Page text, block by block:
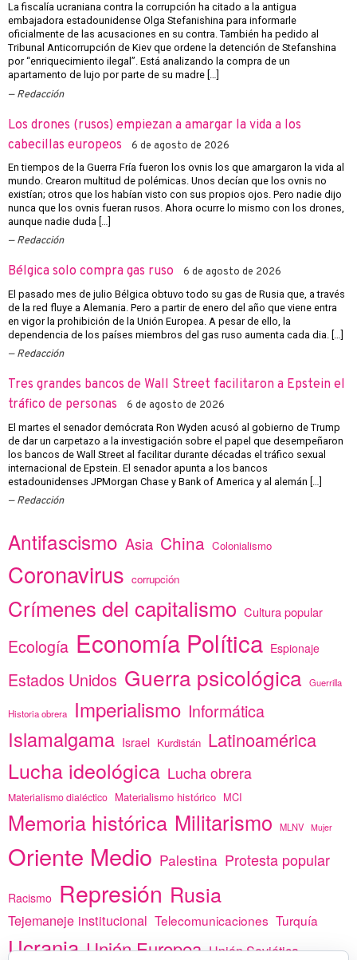
La fiscalía ucraniana contra la corrupción ha citado a la antigua
embajadora estadounidense Olga Stefanishina para informarle
oficialmente de las acusaciones en su contra. También ha pedido al
Tribunal Anticorrupción de Kiev que ordene la detención de Stefanshina
por “enriquecimiento ilegal”. Está analizando la compra de un
apartamento de lujo por parte de su madre […]
Redacción
Los drones (rusos) empiezan a amargar la vida a los
cabecillas europeos
6 de agosto de 2026
En tiempos de la Guerra Fría fueron los ovnis los que amargaron la vida al
mundo. Crearon multitud de polémicas. Unos decían que los ovnis no
existían; otros que los habían visto con sus propios ojos. Pero nadie dijo
nunca que los ovnis fueran rusos. Ahora ocurre lo mismo con los drones,
aunque nadie duda […]
Redacción
Bélgica solo compra gas ruso 6 de agosto de 2026
El pasado mes de julio Bélgica obtuvo todo su gas de Rusia que, a través
de la red fluye a Alemania. Pero a partir de enero del año que viene entra
en vigor la prohibición de la Unión Europea. A pesar de ello, la
dependencia de los países miembros del gas ruso aumenta cada dia. […]
Redacción
Tres grandes bancos de Wall Street facilitaron a Epstein el
tráfico de personas
6 de agosto de 2026
El martes el senador demócrata Ron Wyden acusó al gobierno de Trump
de dar un carpetazo a la investigación sobre el papel que desempeñaron
los bancos de Wall Street al facilitar durante décadas el tráfico sexual
internacional de Epstein. El senador apunta a los bancos
estadounidenses JPMorgan Chase y Bank of America y al alemán […]
Redacción
Antifascismo Asia China Colonialismo
Coronavirus corrupción
Crímenes del capitalismo Cultura popular
Ecología Economía Política Espionaje
Estados Unidos Guerra psicológica Guerrilla
Historia obrera Imperialismo Informática
Islamalgama Israel Kurdistán Latinoamérica
Lucha ideológica Lucha obrera
Materialismo dialéctico Materialismo histórico MCI
Memoria histórica Militarismo MLNV Mujer
Oriente Medio Palestina Protesta popular
Racismo Represión Rusia
Tejemaneje institucional Telecomunicaciones Turquía
Ucrania Unión Europea Unión Soviética